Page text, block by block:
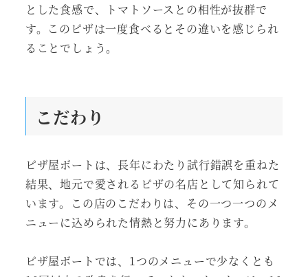
とした食感で、トマトソースとの相性が抜群で
す。このピザは一度食べるとその違いを感じられ
ることでしょう。
こだわり
ピザ屋ボートは、長年にわたり試行錯誤を重ねた
結果、地元で愛されるピザの名店として知られて
います。この店のこだわりは、その一つ一つのメ
ニューに込められた情熱と努力にあります。
ピザ屋ボートでは、1つのメニューで少なくとも